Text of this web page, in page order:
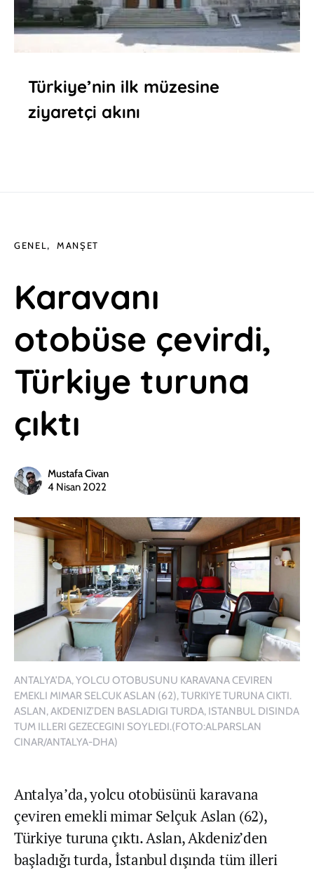
Türkiye’nin ilk müzesine
ziyaretçi akını
ANTALYA’DA, YOLCU OTOBUSUNU KARAVANA CEVIREN
EMEKLI MIMAR SELCUK ASLAN (62), TURKIYE TURUNA CIKTI.
ASLAN, AKDENIZ’DEN BASLADIGI TURDA, ISTANBUL DISINDA
TUM ILLERI GEZECEGINI SOYLEDI.(FOTO:ALPARSLAN
CINAR/ANTALYA-DHA)
GENEL MANŞET
Karavanı
otobüse çevirdi,
Türkiye turuna
çıktı
Mustafa Civan
4 Nisan 2022
Antalya’da, yolcu otobüsünü karavana
çeviren emekli mimar Selçuk Aslan (62),
Türkiye turuna çıktı. Aslan, Akdeniz’den
başladığı turda, İstanbul dışında tüm illeri